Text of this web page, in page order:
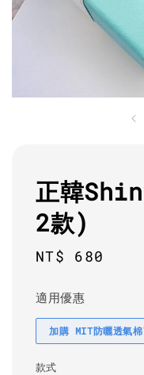
正韓
2款)
Regular
NT$ 680
適用優惠
加購 MIT防曬透氣
款式